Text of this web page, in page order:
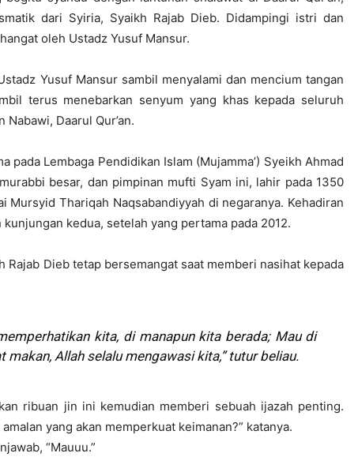
dari Syiria, Syaikh Rajab Dieb. Didampingi istri dan
oleh Ustadz Yusuf Mansur.
Yusuf Mansur sambil menyalami dan mencium tangan
terus menebarkan senyum yang khas kepada seluruh
Daarul Qur’an.
pada Lembaga Pendidikan Islam (Mujamma’) Syeikh Ahmad
besar, dan pimpinan mufti Syam ini, lahir pada 1350
Mursyid Thariqah Naqsabandiyyah di negaranya. Kehadiran
kunjungan kedua, setelah yang pertama pada 2012.
Rajab Dieb tetap bersemangat saat memberi nasihat kepada
kita, di manapun kita berada; Mau di
makan, Allah selalu mengawasi kita,” tutur beliau.
ribuan jin ini kemudian memberi sebuah ijazah penting.
yang akan memperkuat keimanan?” katanya.
“Mauuu.”